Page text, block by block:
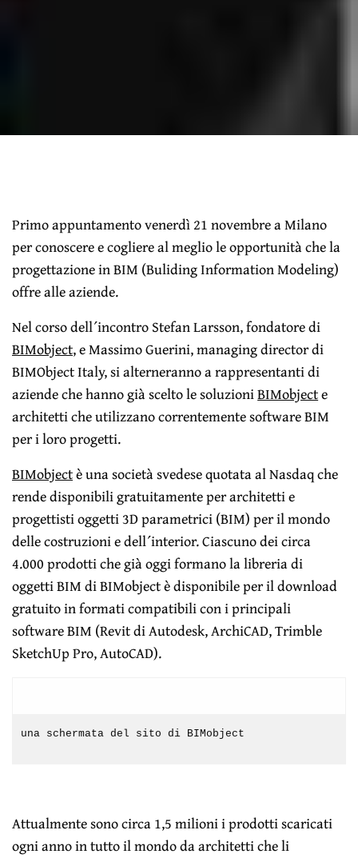
Primo appuntamento venerdì 21 novembre a Milano
per conoscere e cogliere al meglio le opportunità che la
progettazione in BIM (Buliding Information Modeling)
offre alle aziende.
Nel corso dell´incontro Stefan Larsson, fondatore di
BIMobject, e Massimo Guerini, managing director di
BIMObject Italy, si alterneranno a rappresentanti di
aziende che hanno già scelto le soluzioniBIMobjecte
architetti che utilizzano correntemente software BIM
per i loro progetti.
BIMobjectè una società svedese quotata al Nasdaq che
rende disponibili gratuitamente per architetti e
progettisti oggetti 3D parametrici (BIM) per il mondo
delle costruzioni e dell´interior. Ciascuno dei circa
4.000 prodotti che già oggi formano la libreria di
oggetti BIM di BIMobject è disponibile per il download
gratuito in formati compatibili con i principali
software BIM (Revit di Autodesk, ArchiCAD, Trimble
SketchUp Pro, AutoCAD).
una schermata del sito di BIMobject
Attualmente sono circa 1,5 milioni i prodotti scaricati
ogni anno in tutto il mondo da architetti che li